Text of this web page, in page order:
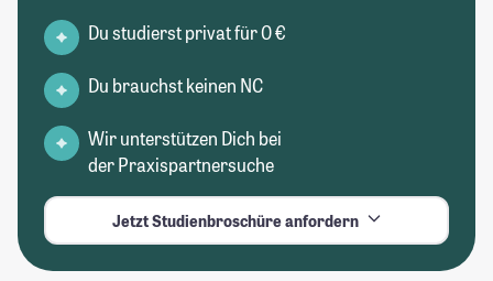
Du studierst privat für 0 €
Du brauchst keinen NC
Wir unterstützen Dich bei
der Praxispartnersuche
Jetzt Studienbroschüre anfordern